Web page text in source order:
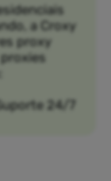
a Croxy
proxy
24/7